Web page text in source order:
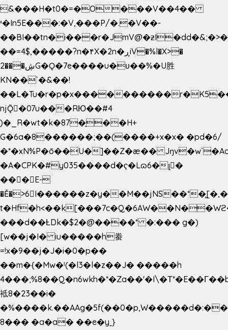
&���H�t0�=�O���V��4��
י�In5E���:�V,���P/�.�V��-
��=4$,�����?n�۴X�2n�ڕiV�%l�X>�
2���ڜG�Ǫ�7e����u�υ��%�U胜
KN��`�&��!
��L�Tu�r�p�x����
njǬ�07u���RЮ��#4
)�_R�wt�k�87�̠��H+
G�6a�8������;��(����+x�x� �pd�6/
�*�xN%P�ō��U�]��Z�æ��
�A�CPK�#y035����d�ҁ�Lɷ6�լ�
���E-
�Ě�>6򁊔I������z�y�
���d��ȽDk�$2�@����* �:��� g�)
[w��j�I� iu�����h䖭
=!x�9��j�J�i�0�p��
��m�{�Mw�ˡ(�l3�l�z��J� �����h
袛8�23��i�
8��� �a�a� ��e�y˿}